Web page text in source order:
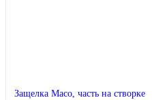
Защелка Maco, часть на створке